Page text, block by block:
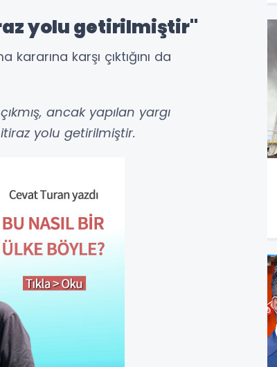
yolu getirilmiştir"
karşı çıktığını da
ancak yapılan yargı
yolu getirilmiştir.